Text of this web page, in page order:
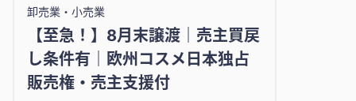
卸売業・小売業
【至急！】8月末譲渡｜売主買戻
し条件有｜欧州コスメ日本独占
販売権・売主支援付